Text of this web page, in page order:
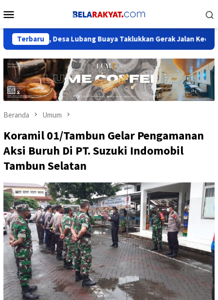
ke
Mobile
Terbaru
Desa Lubang Buaya Taklukkan Gerak Jalan Kecamatan Setu
Beranda Umum
Koramil 01/Tambun Gelar Pengamanan
Aksi Buruh Di PT. Suzuki Indomobil
Tambun Selatan